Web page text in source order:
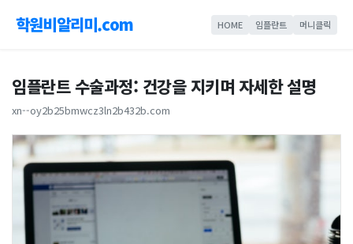
학원비알리미.com HOME 임플란트 머니클릭
임플란트 수술과정: 건강을 지키며 자세한 설명
xn--oy2b25bmwcz3ln2b432b.com